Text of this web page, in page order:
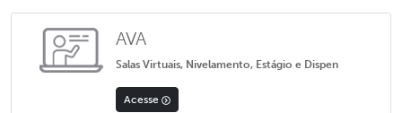
AVA
Salas Virtuais, Nivelamento, Estágio e Dispen
Acesse